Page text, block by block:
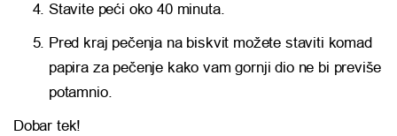
Stavite peći oko 40 minuta.
Pred kraj pečenja na biskvit možete staviti komad
papira za pečenje kako vam gornji dio ne bi previše
potamnio.
Dobar tek!